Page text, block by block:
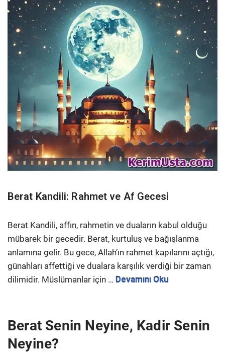
Berat Kandili: Rahmet ve Af Gecesi
Berat Kandili, affın, rahmetin ve duaların kabul olduğu
mübarek bir gecedir. Berat, kurtuluş ve bağışlanma
anlamına gelir. Bu gece, Allah’ın rahmet kapılarını açtığı,
günahları affettiği ve dualara karşılık verdiği bir zaman
dilimidir. Müslümanlar için … Devamını Oku
Berat Senin Neyine, Kadir Senin
Neyine?